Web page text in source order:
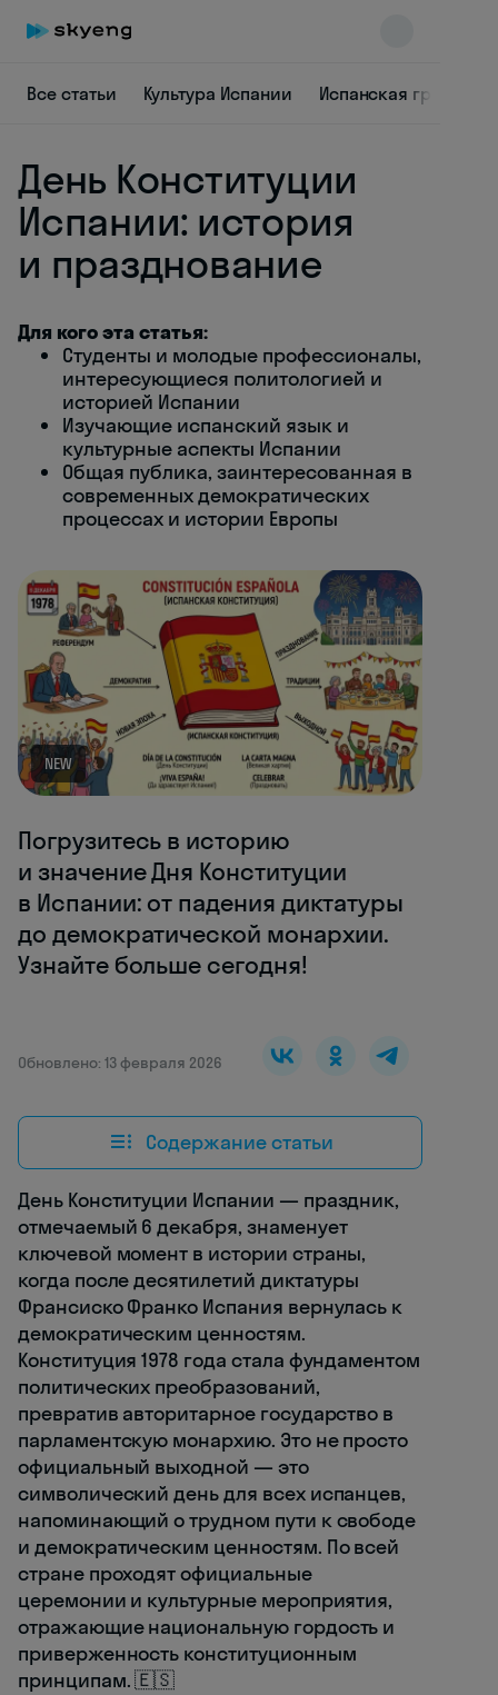
Все статьи Культура Испании Испанская
День Конституции
Испании: история
и празднование
Для кого эта статья:
Студенты и молодые профессионалы,
интересующиеся политологией и
историей Испании
Изучающие испанский язык и
культурные аспекты Испании
Общая публика, заинтересованная в
современных демократических
процессах и истории Европы
NEW
Погрузитесь в историю
и значение Дня Конституции
в Испании: от падения диктатуры
до демократической монархии.
Узнайте больше сегодня!
Обновлено: 13 февраля 2026
Содержание статьи
День Конституции Испании — праздник,
отмечаемый 6 декабря, знаменует
ключевой момент в истории страны,
когда после десятилетий диктатуры
Франсиско Франко Испания вернулась к
демократическим ценностям.
Конституция 1978 года стала фундаментом
политических преобразований,
превратив авторитарное государство в
парламентскую монархию. Это не просто
официальный выходной — это
символический день для всех испанцев,
напоминающий о трудном пути к свободе
и демократическим ценностям. По всей
стране проходят официальные
церемонии и культурные мероприятия,
отражающие национальную гордость и
приверженность конституционным
принципам. 🇪🇸
Skyeng Chat